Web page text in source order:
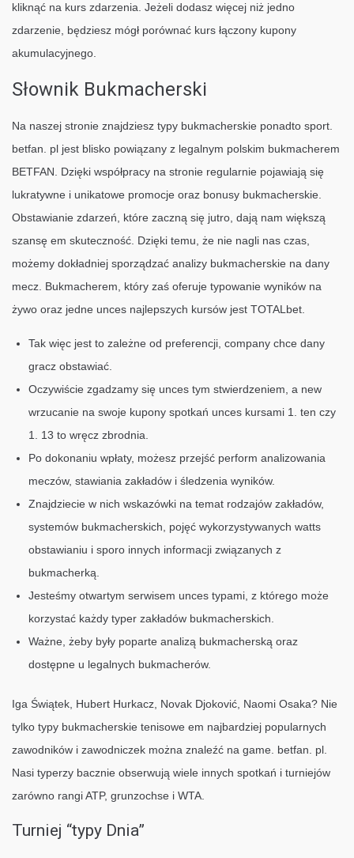
kliknąć na kurs zdarzenia. Jeżeli dodasz więcej niż jedno
zdarzenie, będziesz mógł porównać kurs łączony kupony
akumulacyjnego.
Słownik Bukmacherski
Na naszej stronie znajdziesz typy bukmacherskie ponadto sport.
betfan. pl jest blisko powiązany z legalnym polskim bukmacherem
BETFAN. Dzięki współpracy na stronie regularnie pojawiają się
lukratywne i unikatowe promocje oraz bonusy bukmacherskie.
Obstawianie zdarzeń, które zaczną się jutro, dają nam większą
szansę em skuteczność. Dzięki temu, że nie nagli nas czas,
możemy dokładniej sporządzać analizy bukmacherskie na dany
mecz. Bukmacherem, który zaś oferuje typowanie wyników na
żywo oraz jedne unces najlepszych kursów jest TOTALbet.
Tak więc jest to zależne od preferencji, company chce dany
gracz obstawiać.
Oczywiście zgadzamy się unces tym stwierdzeniem, a new
wrzucanie na swoje kupony spotkań unces kursami 1. ten czy
1. 13 to wręcz zbrodnia.
Po dokonaniu wpłaty, możesz przejść perform analizowania
meczów, stawiania zakładów i śledzenia wyników.
Znajdziecie w nich wskazówki na temat rodzajów zakładów,
systemów bukmacherskich, pojęć wykorzystywanych watts
obstawianiu i sporo innych informacji związanych z
bukmacherką.
Jesteśmy otwartym serwisem unces typami, z którego może
korzystać każdy typer zakładów bukmacherskich.
Ważne, żeby były poparte analizą bukmacherską oraz
dostępne u legalnych bukmacherów.
Iga Świątek, Hubert Hurkacz, Novak Djoković, Naomi Osaka? Nie
tylko typy bukmacherskie tenisowe em najbardziej popularnych
zawodników i zawodniczek można znaleźć na game. betfan. pl.
Nasi typerzy bacznie obserwują wiele innych spotkań i turniejów
zarówno rangi ATP, grunzochse i WTA.
Turniej “typy Dnia”